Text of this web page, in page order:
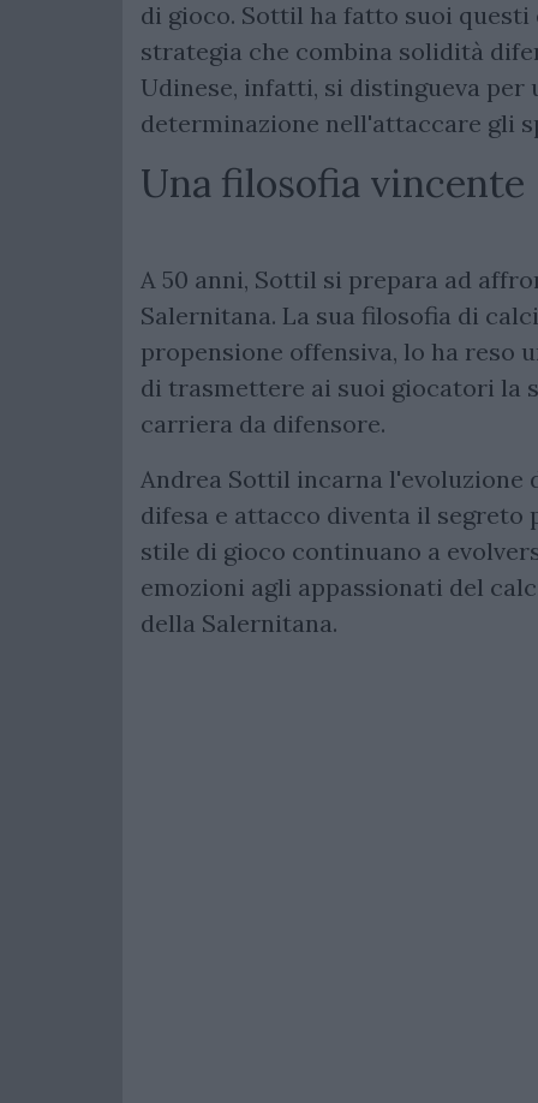
di gioco. Sottil ha fatto suoi
strategia che combina solidità
Udinese, infatti, si distingueva
determinazione nell'attaccare gli
Una filosofia vincente
A 50 anni, Sottil si prepara ad
Salernitana. La sua filosofia di
propensione offensiva, lo ha reso
di trasmettere ai suoi giocatori la
carriera da difensore.
Andrea Sottil incarna
difesa e attacco diventa il segreto
stile di gioco continuano a
emozioni agli appassionati del
della Salernitana.